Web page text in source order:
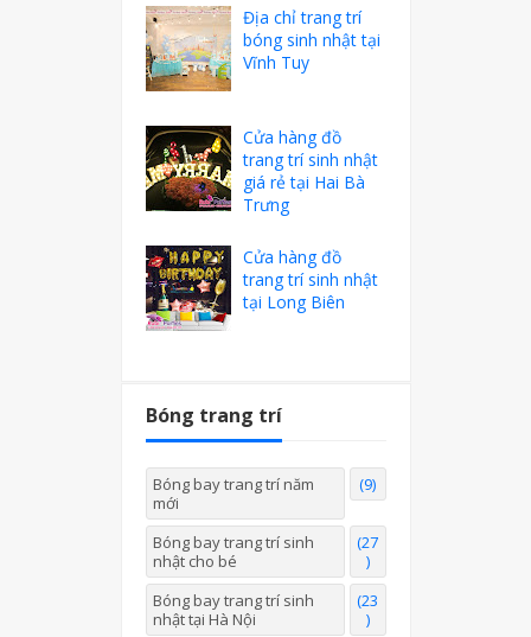
Địa chỉ trang trí
bóng sinh nhật tại
Vĩnh Tuy
Cửa hàng đồ
trang trí sinh nhật
giá rẻ tại Hai Bà
Trưng
Cửa hàng đồ
trang trí sinh nhật
tại Long Biên
Bóng trang trí
Bóng bay trang trí năm
mới
(9)
Bóng bay trang trí sinh
nhật cho bé
(27
)
Bóng bay trang trí sinh
nhật tại Hà Nội
(23
)